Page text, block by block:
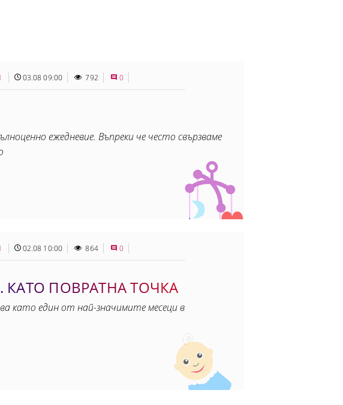
03.08 09:00 792 0
ежедневие. Въпреки че често свързваме
02.08 10:00 864 0
КАТО ПОВРАТНА ТОЧКА
като един от най-значимите месеци в